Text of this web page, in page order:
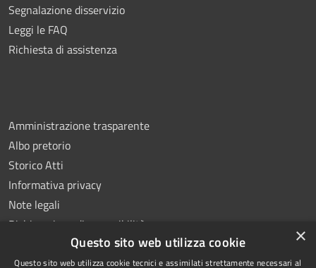
Segnalazione disservizio
Leggi le FAQ
Richiesta di assistenza
Amministrazione trasparente
Albo pretorio
Storico Atti
Informativa privacy
Note legali
Dichiarazione di accessibilità
×
Questo sito web utilizza cookie
Questo sito web utilizza cookie tecnici e assimilati strettamente necessari al